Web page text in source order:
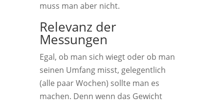
muss man aber nicht.
Relevanz der
Messungen
Egal, ob man sich wiegt oder ob man
seinen Umfang misst, gelegentlich
(alle paar Wochen) sollte man es
machen. Denn wenn das Gewicht